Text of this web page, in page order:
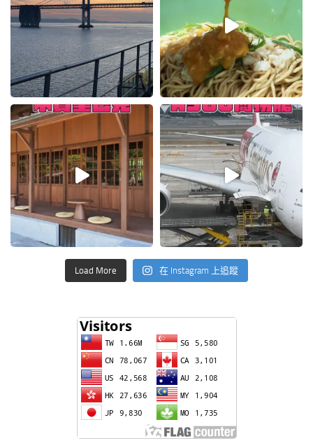
Load More 在 Instagram 上追蹤